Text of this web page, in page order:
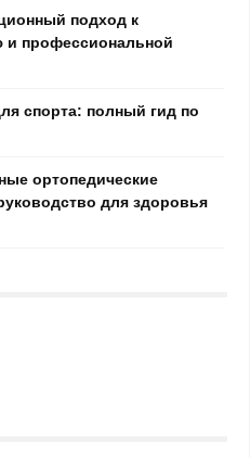
подход к
и профессиональной
спорта: полный гид по
ортопедические
для здоровья